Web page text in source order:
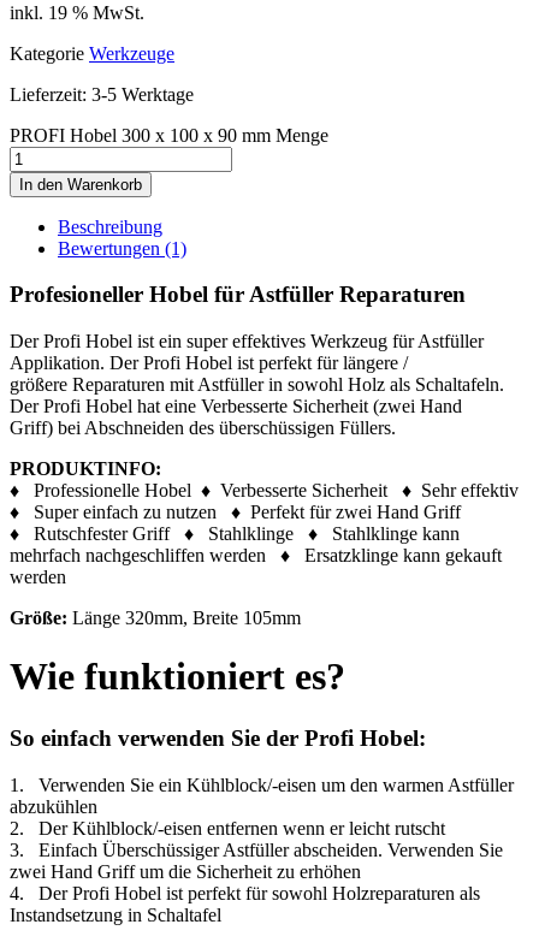
inkl. 19 % MwSt.
Kategorie Werkzeuge
Lieferzeit: 3-5 Werktage
PROFI Hobel 300 x 100 x 90 mm Menge
In den Warenkorb
Beschreibung
Bewertungen (1)
Profesioneller Hobel für Astfüller Reparaturen
Der Profi Hobel ist ein super effektives Werkzeug für Astfüller
Applikation. Der Profi Hobel ist perfekt für längere /
größere Reparaturen mit Astfüller in sowohl Holz als Schaltafeln.
Der Profi Hobel hat eine Verbesserte Sicherheit (zwei Hand
Griff) bei Abschneiden des überschüssigen Füllers.
PRODUKTINFO:
♦ Professionelle Hobel ​♦ Verbesserte Sicherheit ​♦ Sehr effektiv
​♦ Super einfach zu nutzen ​♦ Perfekt für zwei Hand Griff
​♦ Rutschfester Griff ​♦ Stahlklinge ♦ Stahlklinge kann
mehrfach nachgeschliffen werden ♦ Ersatzklinge kann gekauft
werden
Größe: Länge 320mm, Breite 105mm
Wie funktioniert es?
So einfach verwenden Sie der Profi Hobel:
1. Verwenden Sie ein Kühlblock/-eisen um den warmen Astfüller
abzukühlen
2. Der Kühlblock/-eisen entfernen wenn er leicht rutscht
3. Einfach Überschüssiger Astfüller abscheiden. Verwenden Sie
zwei Hand Griff um die Sicherheit zu erhöhen
4. Der Profi Hobel ist perfekt für sowohl Holzreparaturen als
Instandsetzung in Schaltafel